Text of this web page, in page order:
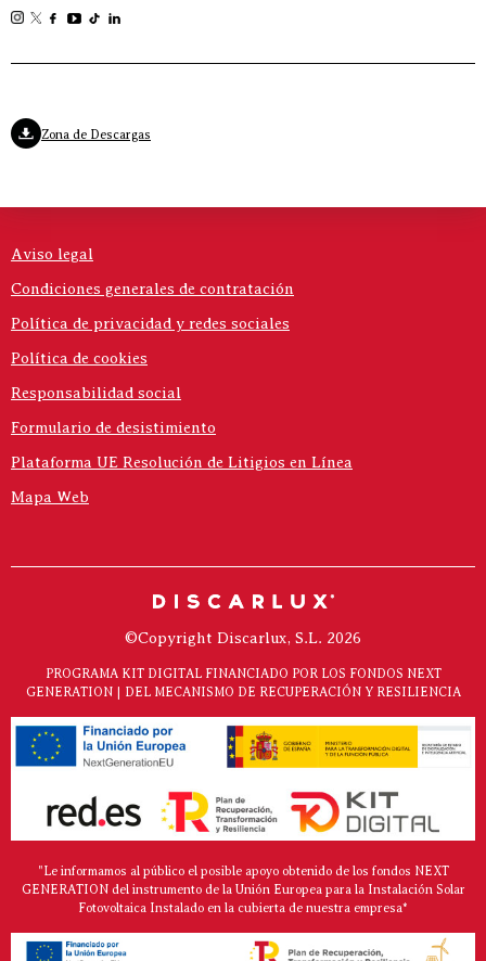
Zona de Descargas
Aviso legal
Condiciones generales de contratación
Política de privacidad y redes sociales
Política de cookies
Responsabilidad social
Formulario de desistimiento
Plataforma UE Resolución de Litigios en Línea
Mapa Web
©Copyright Discarlux, S.L. 2026
PROGRAMA KIT DIGITAL FINANCIADO POR LOS FONDOS NEXT
GENERATION | DEL MECANISMO DE RECUPERACIÓN Y RESILIENCIA
"Le informamos al público el posible apoyo obtenido de los fondos NEXT
GENERATION del instrumento de la Unión Europea para la Instalación Solar
Fotovoltaica Instalado en la cubierta de nuestra empresa*